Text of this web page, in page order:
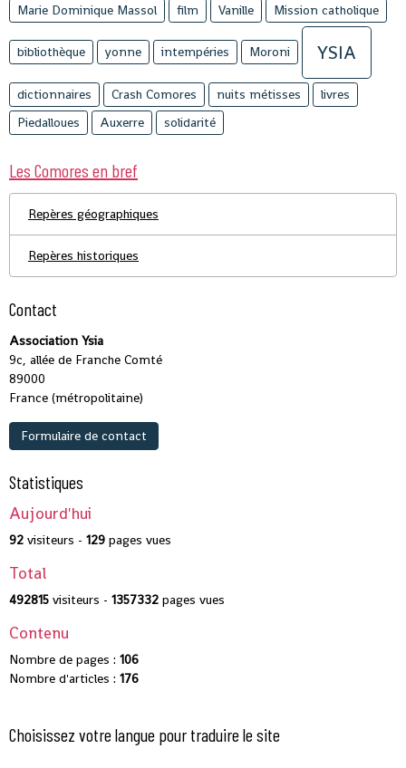
Marie Dominique Massol film Vanille Mission catholique
bibliothèque yonne intempéries Moroni YSIA
dictionnaires Crash Comores nuits métisses
livres
Piedalloues
Auxerre solidarité
Les Comores en bref
Repères géographiques
Repères historiques
Contact
Association Ysia
9c, allée de Franche Comté
89000
France (métropolitaine)
Formulaire de contact
Statistiques
Aujourd'hui
92 visiteurs - 129 pages vues
Total
492815 visiteurs - 1357332 pages vues
Contenu
Nombre de pages : 106
Nombre d'articles : 176
Choisissez votre langue pour traduire le site